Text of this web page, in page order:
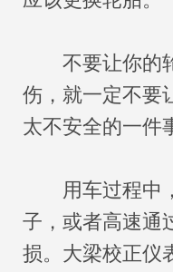
不要让你的轮
伤，就一定不要
太不安全的一件
用车过程中，
子，或者高速通
损。大梁校正仪